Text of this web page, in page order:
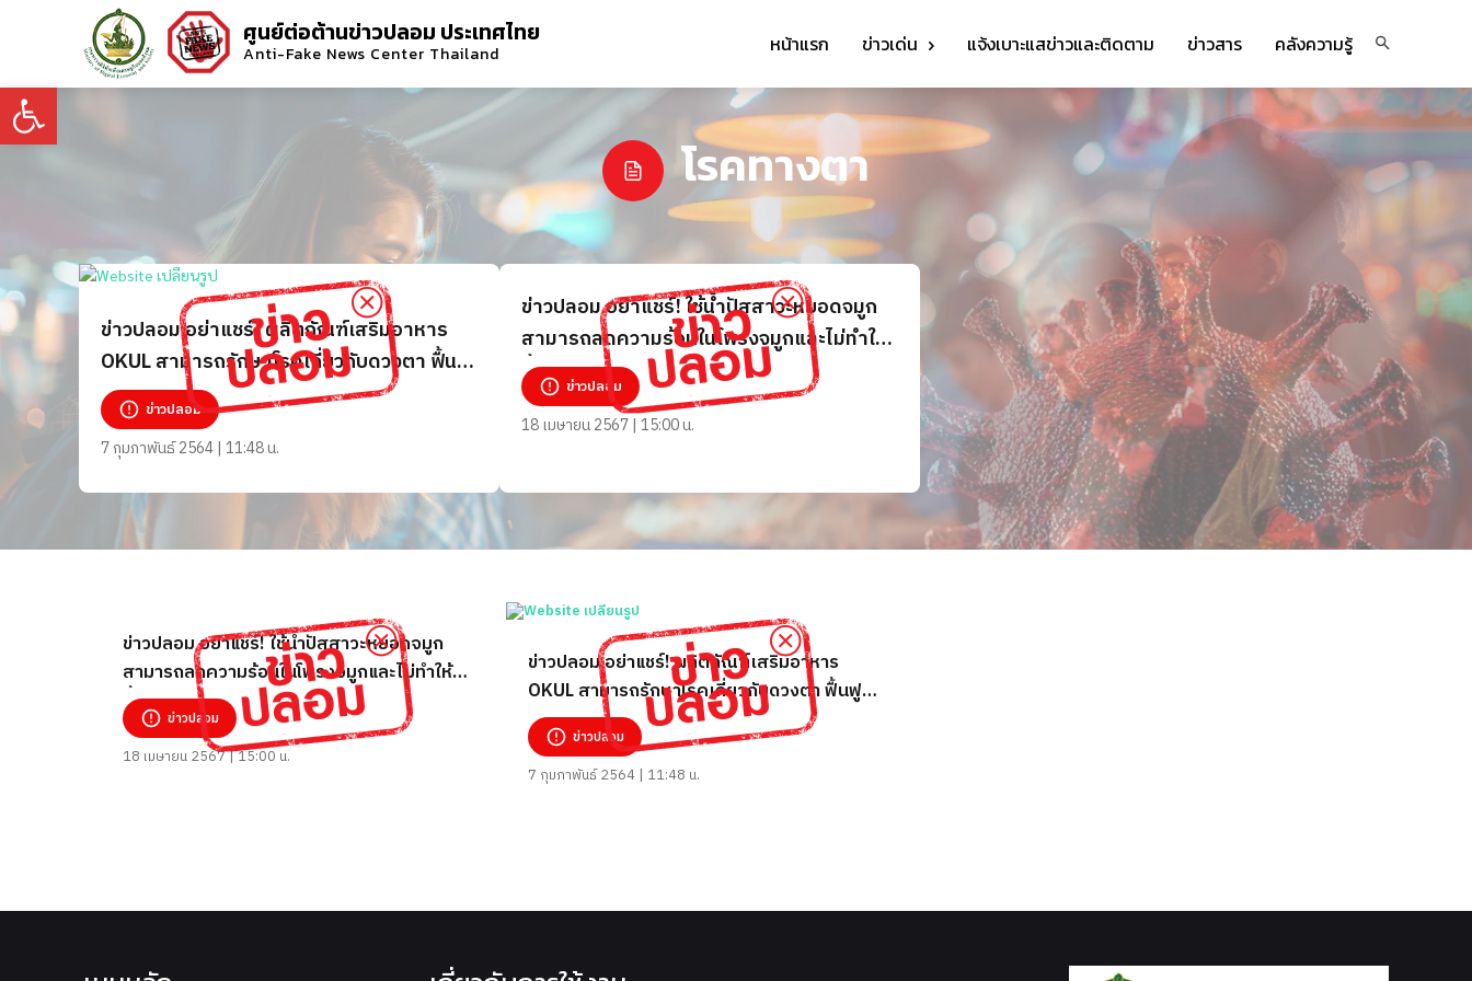
Open toolbar
ศูนย์ต่อต้านข่าวปลอม ประเทศไทย
Anti-Fake News Center Thailand หน้าแรก ข่าวเด่น แจ้งเบาะแสข่าวและติดตาม ข่าวสาร คลังความรู้
โรคทางตา
ข่าวปลอม อย่าแชร์! ผลิตภัณฑ์เสริมอาหาร
OKUL สามารถรักษาโรคเกี่ยวกับดวงตา ฟื้นฟู
การมองเห็นโดยไม่ต้องผ่าตัด
ข่าวปลอม
7 กุมภาพันธ์ 2564 | 11:48 น.
ข่าวปลอม อย่าแชร์! ใช้น้ำปัสสาวะหยอดจมูก
สามารถลดความร้อนในโพรงจมูกและไม่ทำให้
น้ำมูกแข็งตัว และหยอดตาเพื่อรักษาโรคทาง
ตาทุกชนิด
ข่าวปลอม
18 เมษายน 2567 | 15:00 น.
ข่าวปลอม อย่าแชร์! ใช้น้ำปัสสาวะหยอดจมูก
สามารถลดความร้อนในโพรงจมูกและไม่ทำให้
น้ำมูกแข็งตัว และหยอดตาเพื่อรักษาโรคทางตา
ทุกชนิดข่าวปลอม
18 เมษายน 2567 | 15:00 น.
ข่าวปลอม อย่าแชร์! ผลิตภัณฑ์เสริมอาหาร
OKUL สามารถรักษาโรคเกี่ยวกับดวงตา ฟื้นฟู
การมองเห็นโดยไม่ต้องผ่าตัด
ข่าวปลอม
7 กุมภาพันธ์ 2564 | 11:48 น.